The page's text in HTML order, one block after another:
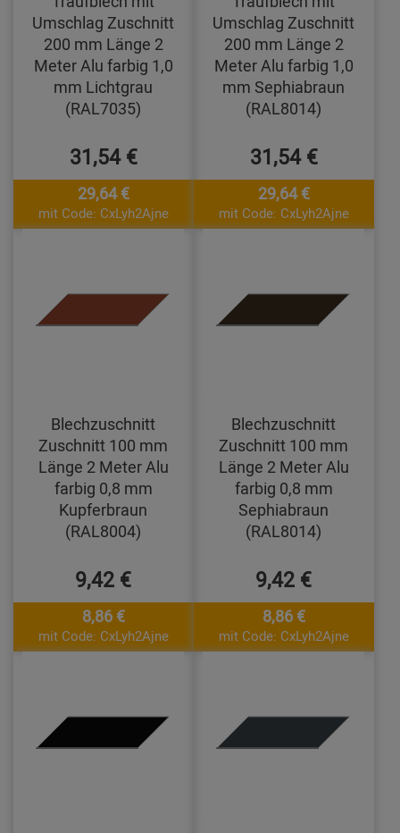
Umschlag Zuschnitt
200 mm Länge 2
Meter Alu farbig 1,0
mm Lichtgrau
(RAL7035)
31,54 €
29,64 €
mit Code: CxLyh2Ajne
Umschlag Zuschnitt
200 mm Länge 2
Meter Alu farbig 1,0
mm Sephiabraun
(RAL8014)
31,54 €
29,64 €
mit Code: CxLyh2Ajne
Blechzuschnitt
Zuschnitt 100 mm
Länge 2 Meter Alu
farbig 0,8 mm
Kupferbraun
(RAL8004)
9,42 €
8,86 €
mit Code: CxLyh2Ajne
Blechzuschnitt
Zuschnitt 100 mm
Länge 2 Meter Alu
farbig 0,8 mm
Sephiabraun
(RAL8014)
9,42 €
8,86 €
mit Code: CxLyh2Ajne